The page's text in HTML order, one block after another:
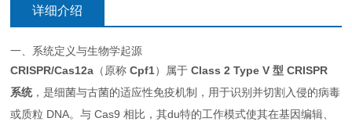
详细介绍
一、系统定义与生物学起源
CRISPR/Cas12a （原称Cpf1）属于Class 2 Type V 型 CRISPR
系统，是细菌与古菌的适应性免疫机制，用于识别并切割入侵的病毒
或质粒 DNA。与 Cas9 相比，其du特的工作模式使其在基因编辑、